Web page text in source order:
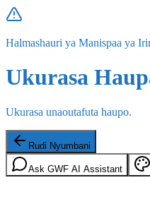
Halmashauri ya Manispaa ya
Ukurasa
Ukurasa unaoutafuta haupo.
Rudi Nyumbani
Ask GWF AI Assistant